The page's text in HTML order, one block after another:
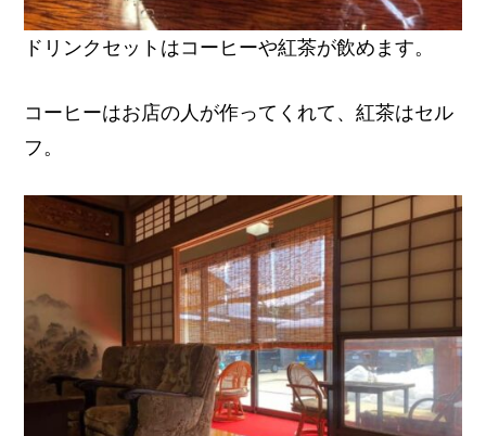
ドリンクセットはコーヒーや紅茶が飲めます。
コーヒーはお店の人が作ってくれて、紅茶はセル
フ。